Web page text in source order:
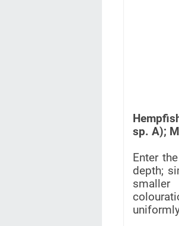
sp. A);
Enter
depth;
smaller